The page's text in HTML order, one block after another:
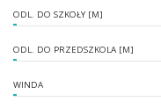
ODL. DO SZKOŁY [M]
ODL. DO PRZEDSZKOLA [M]
WINDA